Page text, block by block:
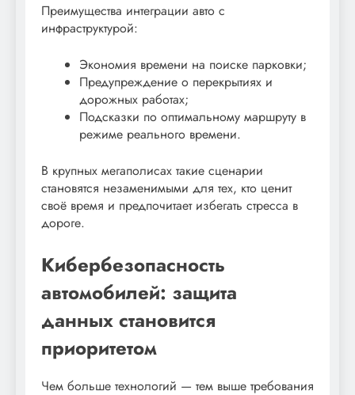
Преимущества интеграции авто с
инфраструктурой:
Экономия времени на поиске парковки;
Предупреждение о перекрытиях и
дорожных работах;
Подсказки по оптимальному маршруту в
режиме реального времени.
В крупных мегаполисах такие сценарии
становятся незаменимыми для тех, кто ценит
своё время и предпочитает избегать стресса в
дороге.
Кибербезопасность
автомобилей: защита
данных становится
приоритетом
Чем больше технологий — тем выше требования